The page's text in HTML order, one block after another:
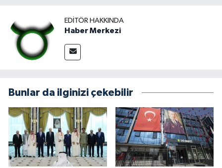
EDITÖR HAKKINDA
Haber Merkezi
Bunlar da ilginizi çekebilir